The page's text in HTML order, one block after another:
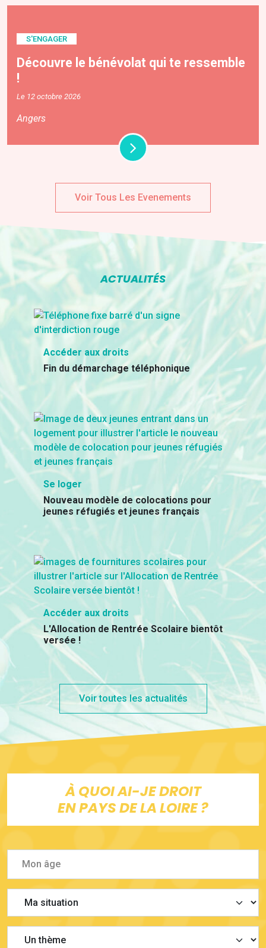
S'ENGAGER
Découvre le bénévolat qui te ressemble
!
Le 12 octobre 2026
Angers
Voir Tous Les Evenements
ACTUALITÉS
Accéder aux droits
Fin du démarchage téléphonique
Se loger
Nouveau modèle de colocations pour
jeunes réfugiés et jeunes français
Accéder aux droits
L'Allocation de Rentrée Scolaire bientôt
versée !
Voir toutes les actualités
À QUOI AI-JE DROIT
EN PAYS DE LA LOIRE ?